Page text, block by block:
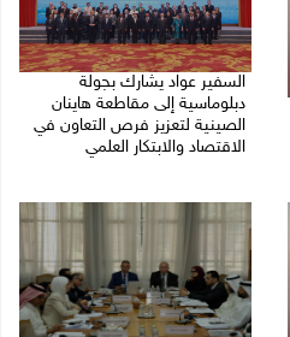
السفير عواد يشارك بجولة
دبلوماسية إلى مقاطعة هاينان
الصينية لتعزيز فرص التعاون في
الاقتصاد والابتكار العلمي